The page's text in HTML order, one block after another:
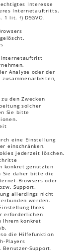
Interesse
Internetauftritts.
1 lit. f) DSGVO.
Internetauftritt
Analyse oder der
den Zwecken
solcher
Sie bitte
eine Einstellung
einschränken.
jederzeit löschen.
konkret genutzten
Sie daher bitte die
Browsers oder
Support.
allerdings nicht
werden.
Ihres
erforderlichen
Ihrem konkret
die Hilfefunktion
Players
Support.